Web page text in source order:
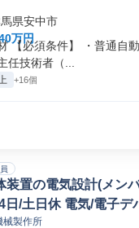
県安中市
万円
【必須条件】 ・普通自
任技術者（...
+16個
装置の電気設計(メン
日/土日休 電気/電子デ
械製作所